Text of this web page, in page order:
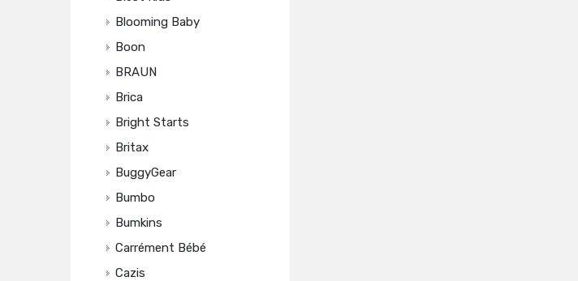
Blooming Baby
Boon
BRAUN
Brica
Bright Starts
Britax
BuggyGear
Bumbo
Bumkins
Carrément Bébé
Cazis